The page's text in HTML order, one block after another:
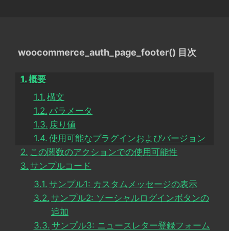
woocommerce_auth_page_footer() 目次
概要
構文
パラメータ
戻り値
使用可能なプラグインおよびバージョン
この関数のアクションでの使用可能性
サンプルコード
サンプル1: カスタムメッセージの表示
サンプル2: ソーシャルログインボタンの
追加
サンプル3: ニュースレター登録フォーム